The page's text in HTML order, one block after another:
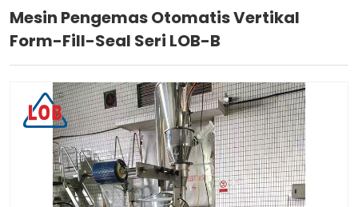
Mesin Pengemas Otomatis Vertikal
Form-Fill-Seal Seri LOB-B